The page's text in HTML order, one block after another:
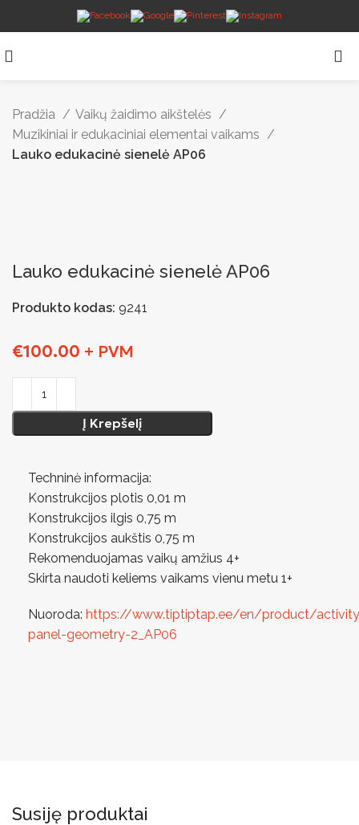
Pradžia
Vaikų žaidimo aikštelės
Muzikiniai ir edukaciniai elementai vaikams
Lauko edukacinė sienelė AP06
Lauko edukacinė sienelė AP06
Produkto kodas: 9241
€100.00 + PVM
Į Krepšelį
Techninė informacija:
Konstrukcijos plotis 0,01 m
Konstrukcijos ilgis 0,75 m
Konstrukcijos aukštis 0,75 m
Rekomenduojamas vaikų amžius 4+
Skirta naudoti keliems vaikams vienu metu 1+
Nuoroda: https://www.tiptiptap.ee/en/product/
panel-geometry-2_AP06
Susiję produktai